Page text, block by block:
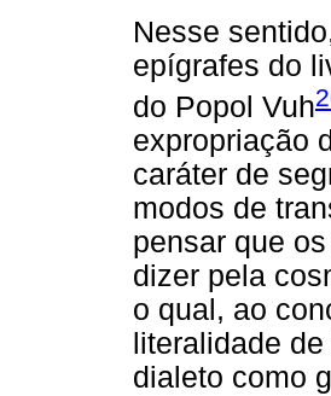
Nesse
epígrafes do
do Popol Vuh
expropriação
caráter de
modos de
pensar que
dizer pela
o qual, ao
literalidade
dialeto como